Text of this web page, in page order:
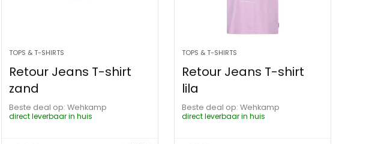
TOPS & T-SHIRTS
Retour Jeans T-shirt
zand
Beste deal op:
Wehkamp
direct leverbaar in huis
TOPS & T-SHIRTS
Retour Jeans T-shirt
lila
Beste deal op:
Wehkamp
direct leverbaar in huis